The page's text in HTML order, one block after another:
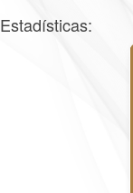
Estadísticas: